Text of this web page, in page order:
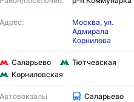
Адрес:
Москва, ул.
Адмирала
Корнилова
Саларьево
Тютчевская
Корниловская
Автовокзалы Саларьево